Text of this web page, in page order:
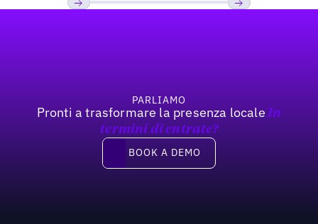
PARLIAMO
Pronti a trasformare la presenza locale In
termini di entrate?
Book a demo
BOOK A DEMO